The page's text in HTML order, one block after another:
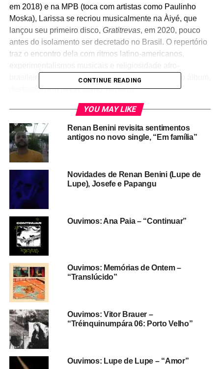
em 2018) e na MPB (toca com artistas como Paulinho
Moska), Larissa se recriou musicalmente na Àiyé, que
lançou seu primeiro disco, Gratitrevas, em 2020, pouco
antes do isolamento ser decretado no Brasil. O repertório
traz o encontro dela com ritmos latino-americanos,
brasileira (esse último, um tema que amarra todo o álbum,
destacado em faixas comoTerreiro).
Criada como um projeto musical prático (“que cabe numa
mochila”, diz ela), a Àiyé foi concebida em meio a
trabalhos musicais de Larissa em vários lugares, e
envolveu mudanças dela para Portugal e para São Paulo.
Gratitrevasjá estava com uma turnê agendada para o
CONTINUE READING
YOU MAY LIKE
Renan Benini revisita sentimentos
antigos no novo single, “Em família”
Novidades de Renan Benini (Lupe de
Lupe), Josefe e Papangu
Ouvimos: Ana Paia – “Continuar”
Ouvimos: Memórias de Ontem –
“Translúcido”
Ouvimos: Vitor Brauer –
“Tréinquinumpára 06: Porto Velho”
Ouvimos: Lupe de Lupe – “Amor”